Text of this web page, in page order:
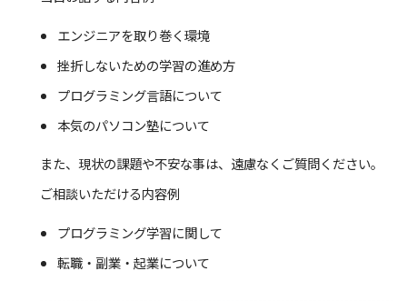
エンジニアを取り巻く環境
挫折しないための学習の進め方
プログラミング言語について
本気のパソコン塾について
また、現状の課題や不安な事は、遠慮なくご質問ください。
ご相談いただける内容例
プログラミング学習に関して
転職・副業・起業について